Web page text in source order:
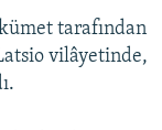
tarafından
vilâyetinde,